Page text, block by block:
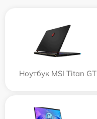
Ноутбук MSI Titan GT